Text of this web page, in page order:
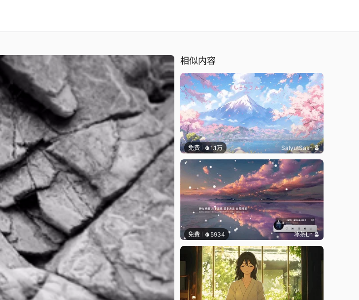
相似内容
免费 1.1万 SalyutSash
免费 5934 冰茶Ln